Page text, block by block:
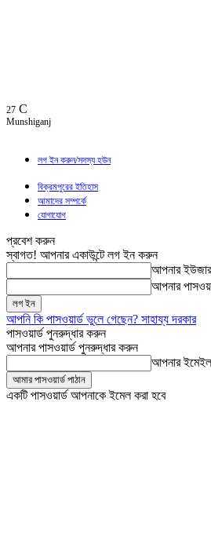
27 C
Munshiganj
লগ ইন করুন/সদস্য হউন
বিক্রমপুরের ইতিহাস
আমাদের সম্পর্কে
যোগাযোগ
প্রবেশ করুন
স্বাগত! আপনার একাউন্টে লগ ইন করুন
আপনার ইউজার
আপনার
আপনি কি পাসওয়ার্ড ভুলে গেছেন? সাহায্য দরকার
পাসওয়ার্ড পুনরুদ্ধার করুন
আপনার পাসওয়ার্ড পুনরুদ্ধার করুন
আপনার
একটি পাসওয়ার্ড আপনাকে ইমেল করা হবে